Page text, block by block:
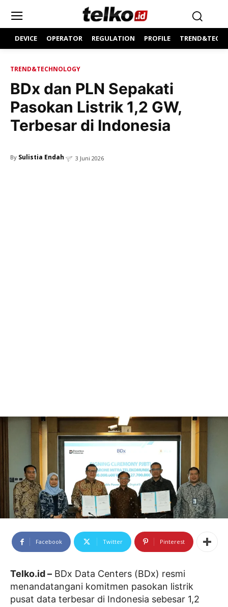
DEVICE OPERATOR REGULATION PROFILE
TREND&TECHNOLOGY
BDx dan PLN Sepakati
Pasokan Listrik 1,2 GW,
Terbesar di Indonesia
By Sulistia Endah 3 Juni 2026
Facebook Twitter Pinterest
Telko.id – BDx Data Centers (BDx) resmi
menandatangani komitmen pasokan listrik
pusat data terbesar di Indonesia sebesar 1,2